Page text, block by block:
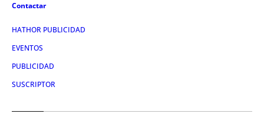
Contactar
HATHOR PUBLICIDAD
EVENTOS
PUBLICIDAD
SUSCRIPTOR